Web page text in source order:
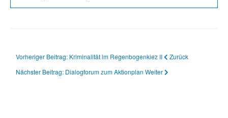
Vorheriger Beitrag: Kriminalität im Regenbogenkiez II
Zurück
Nächster Beitrag: Dialogforum zum Aktionplan Weiter